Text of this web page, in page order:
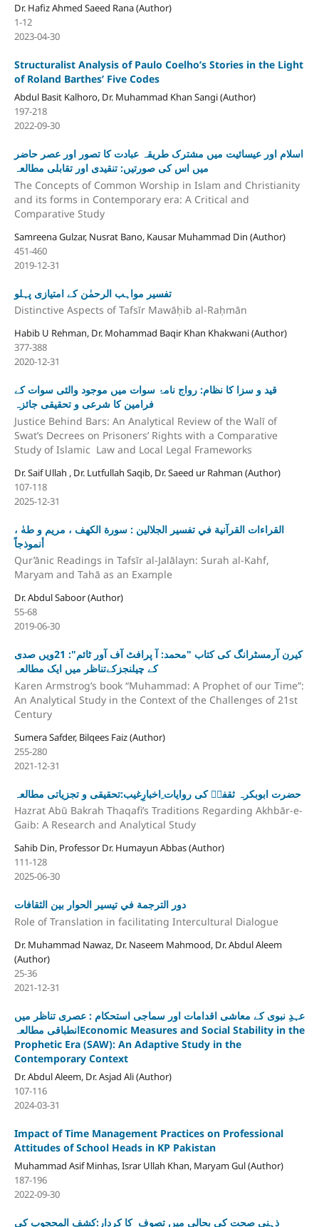
Dr. Hafiz Ahmed Saeed Rana (Author)
1-12
2023-04-30
Structuralist Analysis of Paulo Coelho’s Stories in the Light
of Roland Barthes’ Five Codes
Abdul Basit Kalhoro, Dr. Muhammad Khan Sangi (Author)
197-218
2022-09-30
اسلام اور عیسائیت میں مشترک طریقہ عبادت کا تصور اور عصر حاضر
میں اس کی صورتیں: تنقیدی اور تقابلی مطالعہ
The Concepts of Common Worship in Islam and Christianity
and its forms in Contemporary era: A Critical and
Comparative Study
Samreena Gulzar, Nusrat Bano, Kausar Muhammad Din (Author)
451-460
2019-12-31
تفسیر مواہب الرحمٰن کے امتیازی پہلو
Distinctive Aspects of Tafsīr Mawāḥib al-Raḥmān
Habib U Rehman, Dr. Mohammad Baqir Khan Khakwani (Author)
377-388
2020-12-31
قید و سزا کا نظام: رواج نامۂ سوات میں موجود والئی سوات کے
فرامین کا شرعی و تحقیقی جائزہ
Justice Behind Bars: An Analytical Review of the Walī of
Swat’s Decrees on Prisoners’ Rights with a Comparative
Study of Islamic Law and Local Legal Frameworks
Dr. Saif Ullah , Dr. Lutfullah Saqib, Dr. Saeed ur Rahman (Author)
107-118
2025-12-31
القراءات القرآنية في تفسير الجلالين : سورة الكهف ، مريم و طهٰ ،
أنموذجاً
Qur’ānic Readings in Tafsīr al-Jalālayn: Surah al-Kahf,
Maryam and Tahā as an Example
Dr. Abdul Saboor (Author)
55-68
2019-06-30
کیرن آرمسٹرانگ کی کتاب "محمد: آ پرافٹ آف آور ٹائم": 21ویں صدی
کے چیلنجزکےتناظر میں ایک مطالعہ
Karen Armstrog’s book “Muhammad: A Prophet of our Time”:
An Analytical Study in the Context of the Challenges of 21st
Century
Sumera Safder, Bilqees Faiz (Author)
255-280
2021-12-31
حضرت ابوبکرہ ثقفیؓ کی روایات ِاخبارِغیب:تحقیقی و تجزیاتی مطالعہ
Hazrat Abū Bakrah Thaqafi’s Traditions Regarding Akhbār-e-
Gaib: A Research and Analytical Study
Sahib Din, Professor Dr. Humayun Abbas (Author)
111-128
2025-06-30
دور الترجمة في تيسير الحوار بين الثقافات
Role of Translation in facilitating Intercultural Dialogue
Dr. Muhammad Nawaz, Dr. Naseem Mahmood, Dr. Abdul Aleem
(Author)
25-36
2021-12-31
عہدِ نبوی کے معاشی اقدامات اور سماجی استحکام : عصری تناظر میں
انطباقی مطالعہEconomic Measures and Social Stability in the
Prophetic Era (SAW): An Adaptive Study in the
Contemporary Context
Dr. Abdul Aleem, Dr. Asjad Ali (Author)
107-116
2024-03-31
Impact of Time Management Practices on Professional
Attitudes of School Heads in KP Pakistan
Muhammad Asif Minhas, Israr Ullah Khan, Maryam Gul (Author)
187-196
2022-09-30
ذہنی صحت کی بحالی میں تصوف کا کردار:کشف المحجوب کی